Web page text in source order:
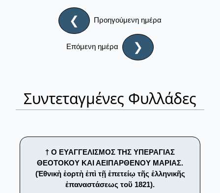
❮ Προηγούμενη ημέρα
Επόμενη ημέρα ❯
Συντεταγμένες Φυλλάδες
† Ο ΕΥΑΓΓΕΛΙΣΜΟΣ ΤΗΣ ΥΠΕΡΑΓΙΑΣ
ΘΕΟΤΟΚΟΥ ΚΑΙ ΑΕΙΠΑΡΘΕΝΟΥ ΜΑΡΙΑΣ.
(Ἐθνικὴ ἑορτὴ ἐπὶ τῇ ἐπετείῳ τῆς ἑλληνικῆς
ἐπαναστάσεως τοῦ 1821).